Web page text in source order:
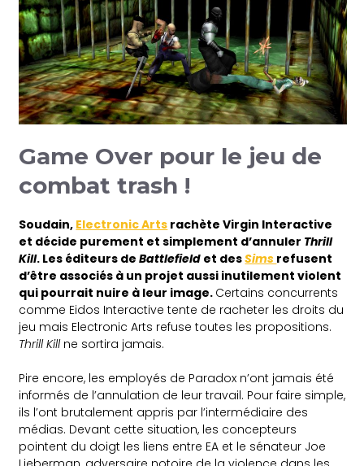
Game Over pour le jeu de
combat trash !
Soudain, Electronic Arts rachète Virgin Interactive
et décide purement et simplement d’annuler Thrill
Kill. Les éditeurs deBattlefield et desSims refusent
d’être associés à un projet aussi inutilement violent
qui pourrait nuire à leur image. Certains concurrents
comme Eidos Interactive tente de racheter les droits du
jeu mais Electronic Arts refuse toutes les propositions.
Thrill Killne sortira jamais.
Pire encore, les employés de Paradox n’ont jamais été
informés de l’annulation de leur travail. Pour faire simple,
ils l’ont brutalement appris par l’intermédiaire des
médias. Devant cette situation, les concepteurs
pointent du doigt les liens entre EA et le sénateur Joe